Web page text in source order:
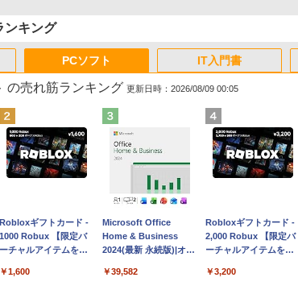
ンキング
tomtoc 360°保護 15.6
16インチ パソコンケー
ス Dell NEC Lavie
Lenovo対応
￥2,952
Apple 2026 MacBook
Air M5チップ搭載13イ
ンチノートブック：AI
13.6インチLiquid
￥224,800
【Amazon.co.jp限定】
HP ノートパソコン 15-
fd 15.6インチ 16GBメ
テル Core 5
￥129,800
PCソフト
の売れ筋ランキング 更新日時：2026/08/09 00:05
Robloxギフトカード -
1000 Robux 【限定バ
ーチャルアイテムを含
ムコード】 ロブロック
￥1,600
Microsoft Office
Home & Business
2024(最新 永続版)|オン
版|Windows11、
￥39,582
Robloxギフトカード -
2,000 Robux 【限定バ
ーチャルアイテムを含
ムコード】 ロブロック
￥3,200
IT入門書